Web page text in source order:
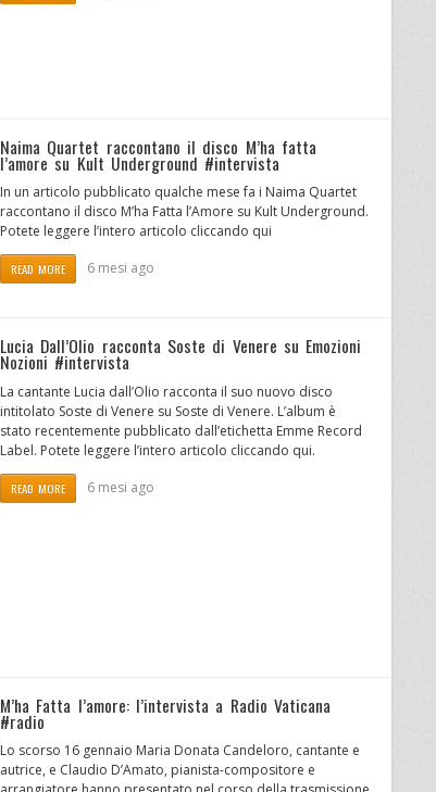
Naima Quartet raccontano il disco M’ha fatta
l’amore su Kult Underground #intervista
In un articolo pubblicato qualche mese fa i Naima Quartet
raccontano il disco M’ha Fatta l’Amore su Kult Underground.
Potete leggere l’intero articolo cliccando qui
READ MORE 6 mesi ago
Lucia Dall’Olio racconta Soste di Venere su Emozioni
Nozioni #intervista
La cantante Lucia dall’Olio racconta il suo nuovo disco
intitolato Soste di Venere su Soste di Venere. L’album è
stato recentemente pubblicato dall’etichetta Emme Record
Label. Potete leggere l’intero articolo cliccando qui.
READ MORE 6 mesi ago
M’ha Fatta l’amore: l’intervista a Radio Vaticana
#radio
Lo scorso 16 gennaio Maria Donata Candeloro, cantante e
autrice, e Claudio D’Amato, pianista-compositore e